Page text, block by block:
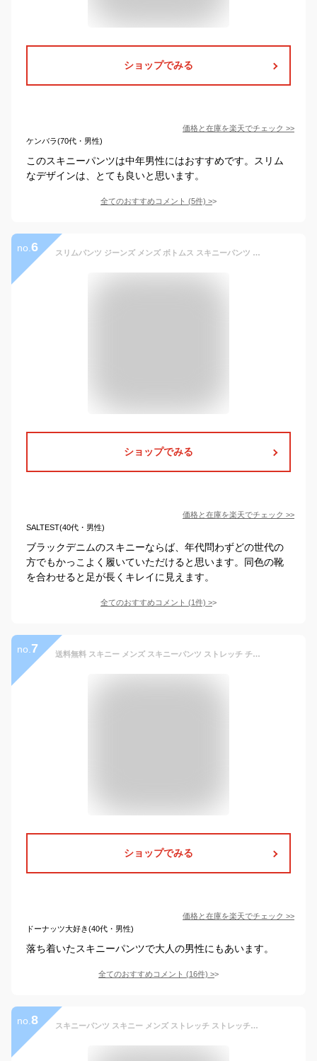
ショップでみる
価格と在庫を楽天でチェック >>
ケンバラ(70代・男性)
このスキニーパンツは中年男性にはおすすめです。スリム
なデザインは、とても良いと思います。
全てのおすすめコメント (5件) >
no. 6 スリムパンツ ジーンズ メンズ ボトムス スキニーパンツ ジーパン デニムパンツ メンズファッション ダメージ加工 スリムフィットジーンズ ストレッチ ロングパンツ ズボン カジュアル
ショップでみる
価格と在庫を楽天でチェック >>
SALTEST(40代・男性)
ブラックデニムのスキニーならば、年代問わずどの世代の
方でもかっこよく履いていただけると思います。同色の靴
を合わせると足が長くキレイに見えます。
全てのおすすめコメント (1件) >
no. 7 送料無料 スキニー メンズ スキニーパンツ ストレッチ チノパン スリム タイト YKKファスナー 黒 ブラック ホワイト カモフラ キレイめ カジュアル ストリート アメカジ 全12色 S-3L ボトムス ズボン 新作 通販 人気 おしゃれ 春 夏 トップイズム ネコポス
ショップでみる
価格と在庫を楽天でチェック >>
ドーナッツ大好き(40代・男性)
落ち着いたスキニーパンツで大人の男性にもあいます。
全てのおすすめコメント (16件) >
no. 8 スキニーパンツ スキニー メンズ ストレッチ ストレッチパンツ ズボン チノパン◆ストレッチカツラギスキニーパンツ＆スリムチノパン◆黒 ブラック ボトムス クラッシュ ダメージ 白 春 秋服 春服 夏 ビジネス スリム ストライプ